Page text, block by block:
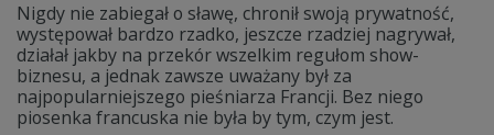
Nigdy nie zabiegał o sławę, chronił swoją prywatność,
występował bardzo rzadko, jeszcze rzadziej nagrywał,
działał jakby na przekór wszelkim regułom show-
biznesu, a jednak zawsze uważany był za
najpopularniejszego pieśniarza Francji. Bez niego
piosenka francuska nie była by tym, czym jest.